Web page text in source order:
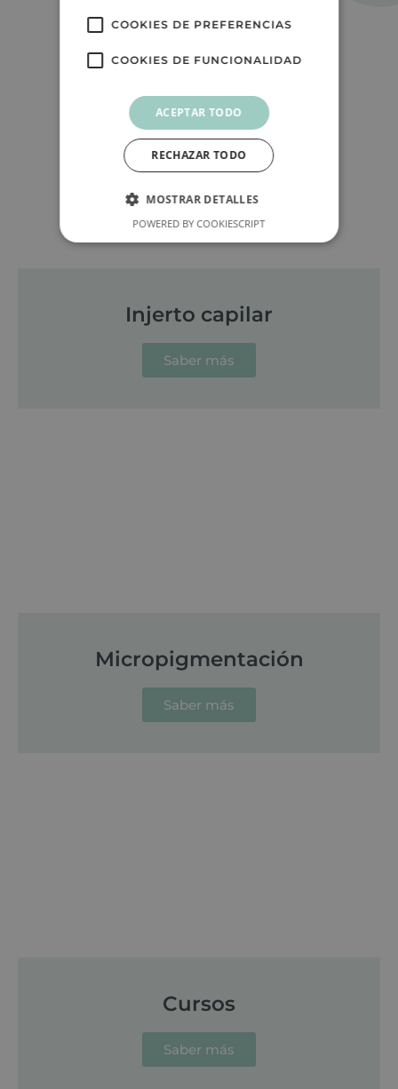
Injerto capilar
Saber más
Micropigmentación
Saber más
Cursos
Saber más
COOKIES DE PREFERENCIAS
COOKIES DE FUNCIONALIDAD
ACEPTAR TODO
RECHAZAR TODO
MOSTRAR DETALLES
POWERED BY COOKIESCRIPT